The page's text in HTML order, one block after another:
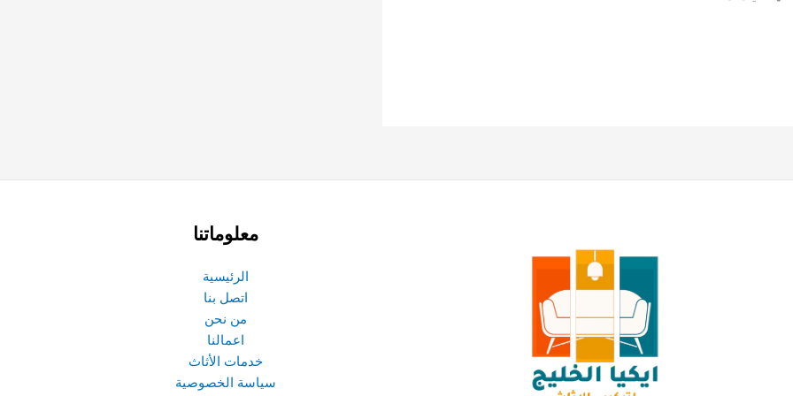
معلوماتنا
الرئيسية
اتصل بنا
من نحن
اعمالنا
خدمات الأثاث
سياسة الخصوصية